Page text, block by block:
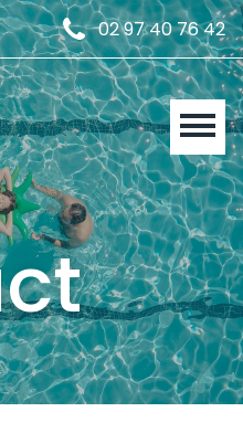
02 97 40 76 42